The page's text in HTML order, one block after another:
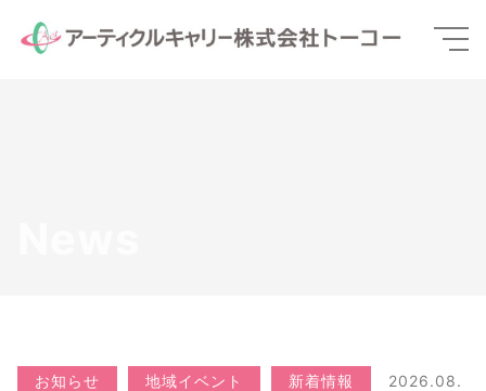
お知らせ 地域イベント 新着情報
2026.08.